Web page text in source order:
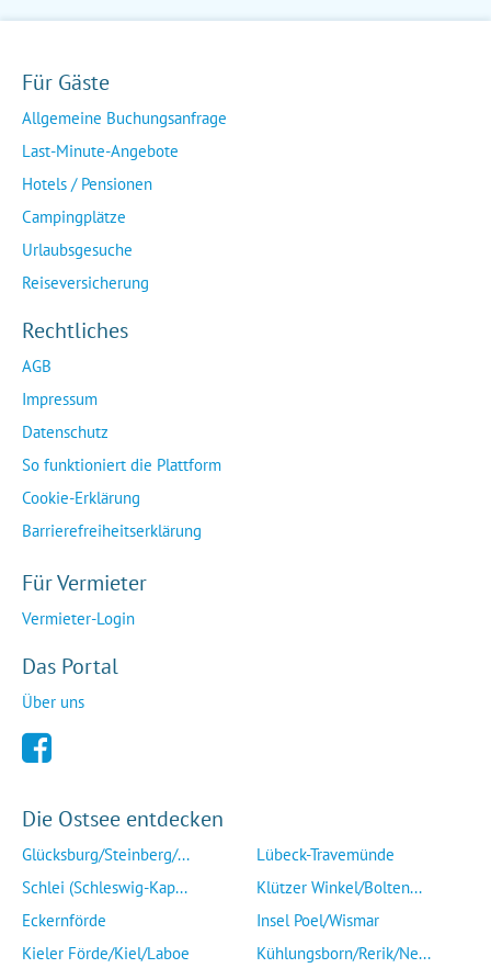
Für Gäste
Allgemeine Buchungsanfrage
Last-Minute-Angebote
Hotels / Pensionen
Campingplätze
Urlaubsgesuche
Reiseversicherung
Rechtliches
AGB
Impressum
Datenschutz
So funktioniert die Plattform
Cookie-Erklärung
Barrierefreiheitserklärung
Für Vermieter
Vermieter-Login
Das Portal
Über uns
Die Ostsee entdecken
Glücksburg/Steinberg/...
Schlei (Schleswig-Kap...
Eckernförde
Kieler Förde/Kiel/Laboe
Lübeck-Travemünde
Klützer Winkel/Bolten...
Insel Poel/Wismar
Kühlungsborn/Rerik/Ne...